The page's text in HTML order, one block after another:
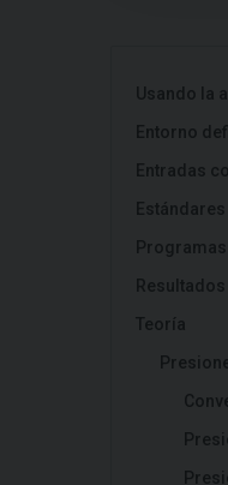
Usando la
Entorno
Entradas
Resultados
Teoría